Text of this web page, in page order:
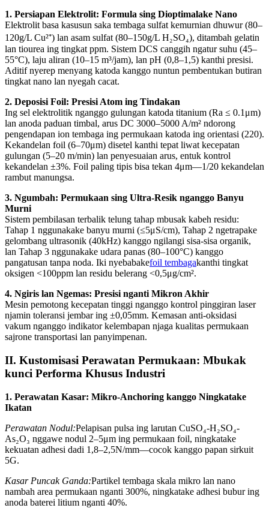
1. Persiapan Elektrolit: Formula sing Dioptimalake Nano
Elektrolit basa kasusun saka tembaga sulfat kemurnian dhuwur (80–
120g/L Cu²⁺) lan asam sulfat (80–150g/L H₂SO₄), ditambah gelatin
lan tiourea ing tingkat ppm. Sistem DCS canggih ngatur suhu (45–
55°C), laju aliran (10–15 m³/jam), lan pH (0,8–1,5) kanthi presisi.
Aditif nyerep menyang katoda kanggo nuntun pembentukan butiran
tingkat nano lan nyegah cacat.
2. Deposisi Foil: Presisi Atom ing Tindakan
Ing sel elektrolitik nganggo gulungan katoda titanium (Ra ≤ 0.1μm)
lan anoda paduan timbal, arus DC 3000–5000 A/m² ndorong
pengendapan ion tembaga ing permukaan katoda ing orientasi (220).
Kekandelan foil (6–70μm) disetel kanthi tepat liwat kecepatan
gulungan (5–20 m/min) lan penyesuaian arus, entuk kontrol
kekandelan ±3%. Foil paling tipis bisa tekan 4μm—1/20 kekandelan
rambut manungsa.
3. Ngumbah: Permukaan sing Ultra-Resik nganggo Banyu
Murni
Sistem pembilasan terbalik telung tahap mbusak kabeh residu:
Tahap 1 nggunakake banyu murni (≤5μS/cm), Tahap 2 ngetrapake
gelombang ultrasonik (40kHz) kanggo ngilangi sisa-sisa organik,
lan Tahap 3 nggunakake udara panas (80–100°C) kanggo
pangatusan tanpa noda. Iki nyebabakefoil tembagakanthi tingkat
oksigen <100ppm lan residu belerang <0,5μg/cm².
4. Ngiris lan Ngemas: Presisi nganti Mikron Akhir
Mesin pemotong kecepatan tinggi nganggo kontrol pinggiran laser
njamin toleransi jembar ing ±0,05mm. Kemasan anti-oksidasi
vakum nganggo indikator kelembapan njaga kualitas permukaan
sajrone transportasi lan panyimpenan.
II. Kustomisasi Perawatan Permukaan: Mbukak
kunci Performa Khusus Industri
1. Perawatan Kasar: Mikro-Anchoring kanggo Ningkatake
Ikatan
Perawatan Nodul:Pelapisan pulsa ing larutan CuSO₄-H₂SO₄-
As₂O₃ nggawe nodul 2–5μm ing permukaan foil, ningkatake
kekuatan adhesi dadi 1,8–2,5N/mm—cocok kanggo papan sirkuit
5G.
Kasar Puncak Ganda:Partikel tembaga skala mikro lan nano
nambah area permukaan nganti 300%, ningkatake adhesi bubur ing
anoda baterei litium nganti 40%.